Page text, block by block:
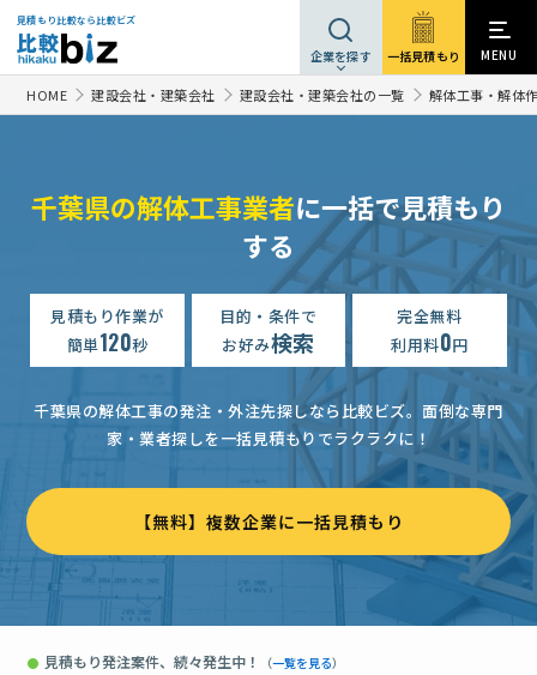
見積もり比較なら比較ビズ
企業を探す 一括見積もり MENU
HOME 建設会社・建築会社 建設会社・建築会社の一覧 解体工事・解体
千葉県の解体工事業者に一括で見積もり
する
見積もり作業が
簡単120秒
目的・条件で
お好み検索
完全無料
利用料0円
千葉県の解体工事の発注・外注先探しなら比較ビズ。 面倒な専門
家・業者探しを一括見積もりでラクラクに！
【無料】複数企業に一括見積もり
● 見積もり発注案件、続々発生中！ （一覧を見る）
300万円まで 千葉県
【急募】【打ち合わせ望日あり】【屋外の倉庫】【解体・再設置】の依頼
解体工事の見積り 相談して決めたい 千葉県
【千葉県から茨城県まで・物置の移設】解体工事の見積り
【プレハブの物置の解体・移動・再設置】解体工事の見積り
【木造建築物解体】解体工事の見積り 150万円まで 千葉県
【物置の解体と移設組み立て】解体工事の見積り 5万円まで
解体工事の見積り